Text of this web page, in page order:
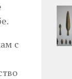
с